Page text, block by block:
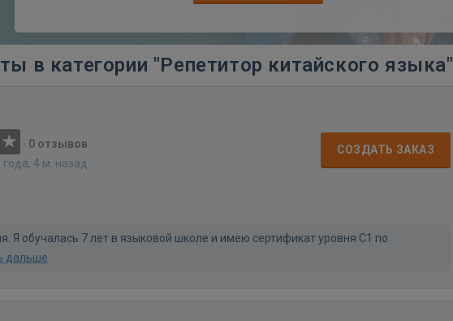
в категории "Репетитор китайского языка"
· 0 отзывов
4 м. назад
СОЗДАТЬ ЗАКАЗ
Я обучалась 7 лет в языковой школе и имею сертификат уровня C1 по
дальше